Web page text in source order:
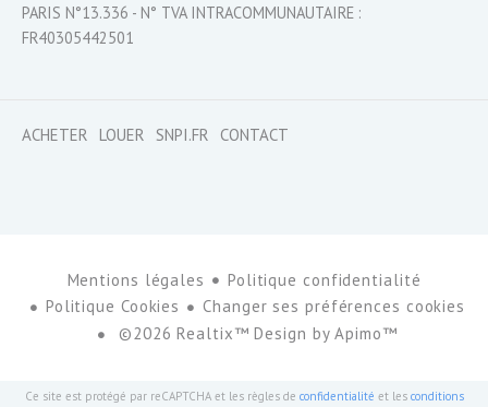
PARIS N°13.336 - N° TVA INTRACOMMUNAUTAIRE :
FR40305442501
ACHETER LOUER SNPI.FR CONTACT
Mentions légales
Politique confidentialité
Politique Cookies
Changer ses préférences cookies
©2026 Realtix™ Design byApimo™
Ce site est protégé par reCAPTCHA et les règles de confidentialité et les conditions